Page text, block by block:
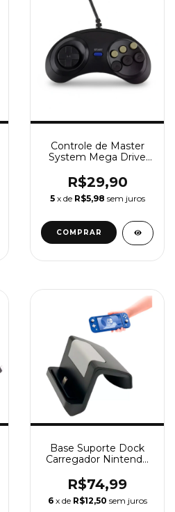
Controle de Master
System Mega Drive
R$29,90
5 x de R$5,98 sem juros
Base Suporte Dock
Carregador Nintendo
R$74,99
6 x de R$12,50 sem juros